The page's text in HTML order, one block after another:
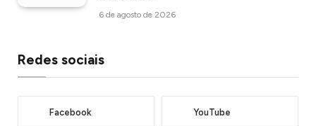
6 de agosto de 2026
Redes sociais
Facebook YouTube